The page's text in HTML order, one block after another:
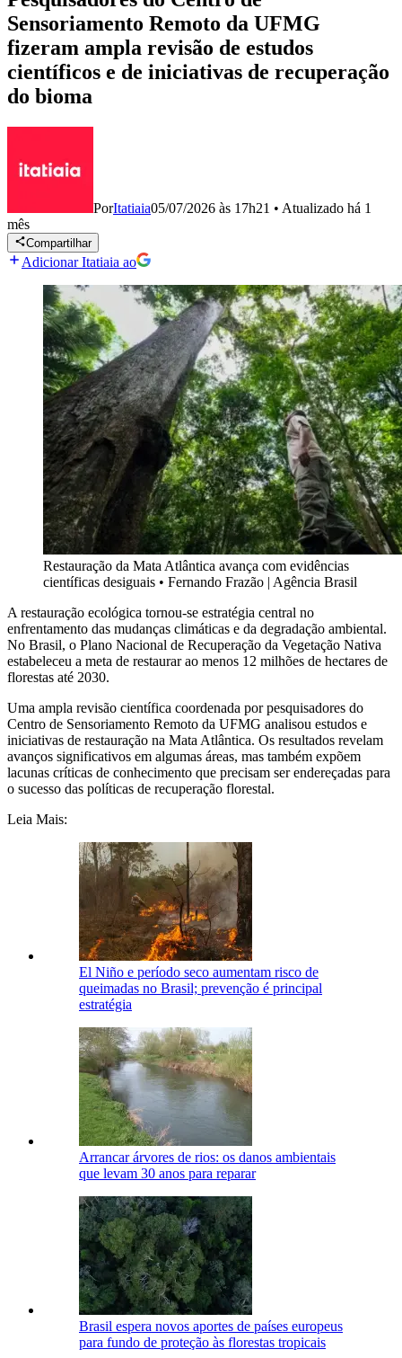
Sensoriamento Remoto da UFMG
fizeram ampla revisão de estudos
científicos e de iniciativas de recuperação
do bioma
PorItatiaia05/07/2026 às 17h21 • Atualizado há 1
mês
Compartilhar
Adicionar Itatiaia ao
Restauração da Mata Atlântica avança com evidências
científicas desiguais • Fernando Frazão | Agência Brasil
A restauração ecológica tornou-se estratégia central no
enfrentamento das mudanças climáticas e da degradação ambiental.
No Brasil, o Plano Nacional de Recuperação da Vegetação Nativa
estabeleceu a meta de restaurar ao menos 12 milhões de hectares de
florestas até 2030.
Uma ampla revisão científica coordenada por pesquisadores do
Centro de Sensoriamento Remoto da UFMG analisou estudos e
iniciativas de restauração na Mata Atlântica. Os resultados revelam
avanços significativos em algumas áreas, mas também expõem
lacunas críticas de conhecimento que precisam ser endereçadas para
o sucesso das políticas de recuperação florestal.
Leia Mais:
El Niño e período seco aumentam risco de
queimadas no Brasil; prevenção é principal
estratégia
Arrancar árvores de rios: os danos ambientais
que levam 30 anos para reparar
Brasil espera novos aportes de países europeus
para fundo de proteção às florestas tropicais